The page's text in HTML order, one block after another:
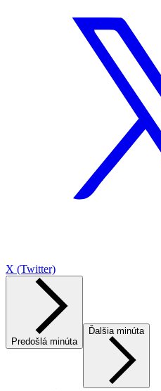
X (Twitter)
Predošlá minúta
Ďalšia minúta